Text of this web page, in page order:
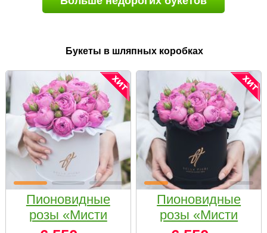
Букеты в шляпных коробках
Пионовидные
розы «Мисти
Пионовидные
розы «Мисти